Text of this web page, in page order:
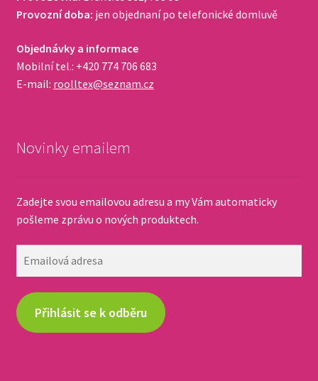
Provozní doba: jen objednaní po telefonické domluvě
Objednávky a informace
Mobilní tel.: +420 774 706 683
E-mail: roolltex@seznam.cz
Novinky emailem
Zadejte svou emailovou adresu a my Vám automaticky
pošleme zprávu o nových produktech.
Přihlásit se k odběru